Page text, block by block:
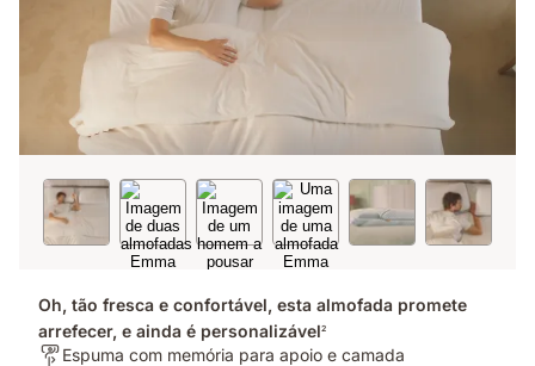
Oh, tão fresca e confortável, esta almofada promete
arrefecer, e ainda é personalizável2
ParaEspuma com memória para apoio e camada